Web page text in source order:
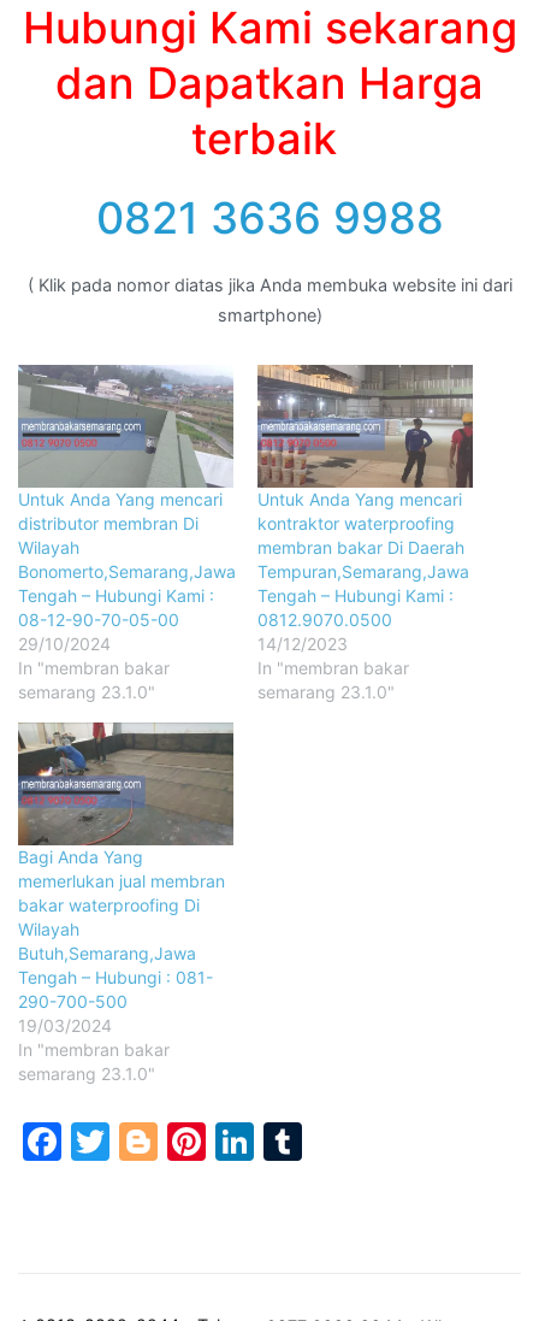
Hubungi Kami sekarang
dan Dapatkan Harga
terbaik
0821 3636 9988
( Klik pada nomor diatas jika Anda membuka website ini dari
smartphone)
Untuk Anda Yang mencari
distributor membran Di
Wilayah
Bonomerto,Semarang,Jawa
Tengah – Hubungi Kami :
08-12-90-70-05-00
29/10/2024
In "membran bakar
semarang 23.1.0"
Untuk Anda Yang mencari
kontraktor waterproofing
membran bakar Di Daerah
Tempuran,Semarang,Jawa
Tengah – Hubungi Kami :
0812.9070.0500
14/12/2023
In "membran bakar
semarang 23.1.0"
Bagi Anda Yang
memerlukan jual membran
bakar waterproofing Di
Wilayah
Butuh,Semarang,Jawa
Tengah – Hubungi : 081-
290-700-500
19/03/2024
In "membran bakar
semarang 23.1.0"
Facebook
Twitter
Blogger
Pinterest
LinkedIn